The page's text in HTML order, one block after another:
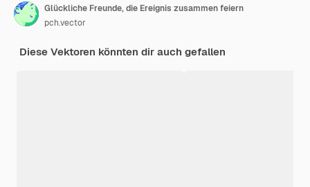
Glückliche Freunde, die Ereignis zusammen feiern
pch.vector
Diese Vektoren könnten dir auch gefallen